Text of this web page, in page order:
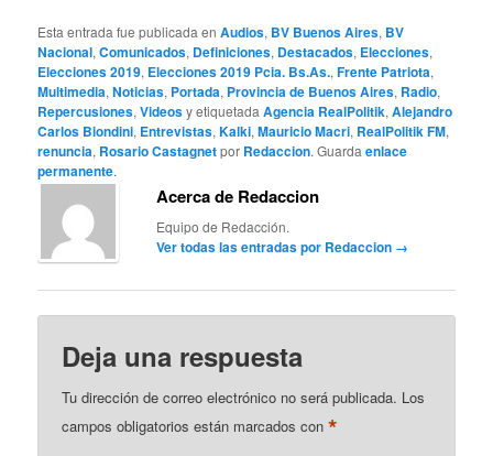
Esta entrada fue publicada enAudios, BV Buenos Aires, BV
Nacional,Comunicados, Definiciones, Destacados, Elecciones,
Elecciones 2019, Elecciones 2019 Pcia. Bs.As.,Frente Patriota,
Multimedia,Noticias, Portada, Provincia de Buenos Aires, Radio,
Repercusiones,Videosy etiquetadaAgencia RealPolitik,Alejandro
Carlos Biondini, Entrevistas,Kalki,Mauricio Macri, RealPolitik FM,
renuncia, Rosario Castagnetpor Redaccion. Guardaenlace
permanente.
Acerca de Redaccion
Equipo de Redacción.
Ver todas las entradas por Redaccion →
Deja una respuesta
Tu dirección de correo electrónico no será publicada. Los
campos obligatorios están marcados con*